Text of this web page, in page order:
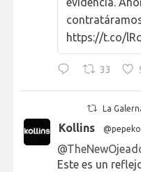
https://t.co/
33
La
Kollins
Este es un